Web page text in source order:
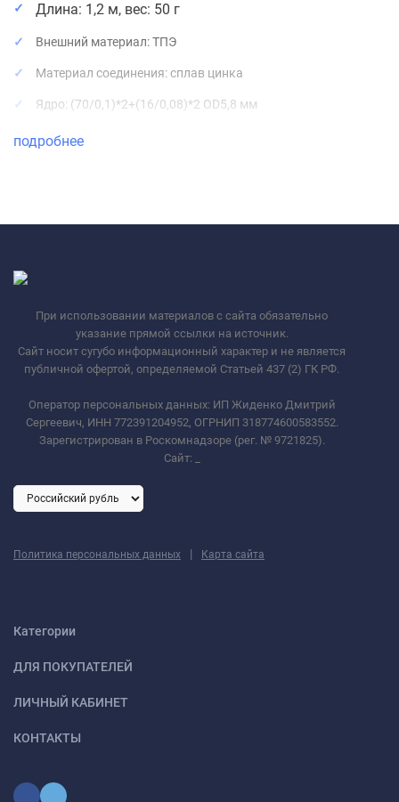
Длина: 1,2 м, вес: 50 г
Внешний материал: ТПЭ
Материал соединения: сплав цинка
Ядро: (70/0,1)*2+(16/0,08)*2 OD5,8 мм
Поддержка сверхбыстрой зарядки мощностью 100 Вт,
подробнее
При использовании материалов с сайта обязательно
указание прямой ссылки на источник.
Сайт носит сугубо информационный характер и не является
публичной офертой, определяемой Статьей 437 (2) ГК РФ.
Оператор персональных данных: ИП Жиденко Дмитрий
Сергеевич, ИНН 772391204952, ОГРНИП 318774600583552.
Зарегистрирован в Роскомнадзоре (рег. № 9721825).
Сайт:
Политика персональных данных | Карта сайта
Категории
ДЛЯ ПОКУПАТЕЛЕЙ
ЛИЧНЫЙ КАБИНЕТ
КОНТАКТЫ